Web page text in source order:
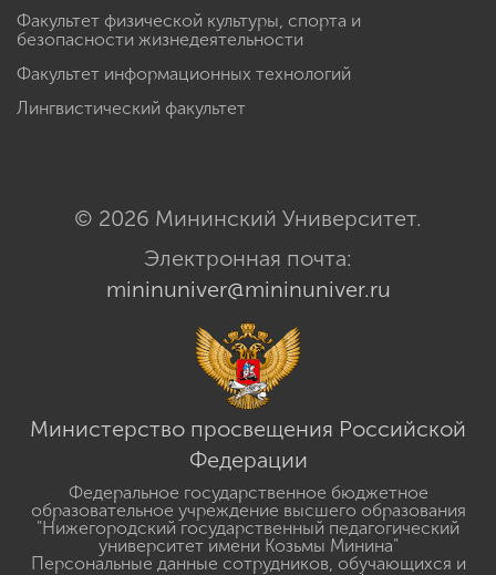
Факультет физической культуры, спорта и
безопасности жизнедеятельности
Факультет информационных технологий
Лингвистический факультет
© 2026 Мининский Университет.
Электронная почта:
mininuniver@mininuniver.ru
Министерство просвещения Российской
Федерации
Федеральное государственное бюджетное
образовательное учреждение высшего образования
"Нижегородский государственный педагогический
университет имени Козьмы Минина"
Персональные данные сотрудников, обучающихся и